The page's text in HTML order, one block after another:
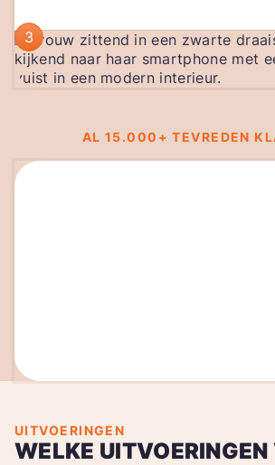
3
AL 15.000+ TEVREDEN
UITVOERINGEN
WELKE UITVOERINGEN